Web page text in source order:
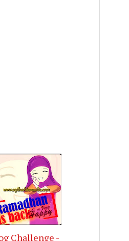
Challenge -